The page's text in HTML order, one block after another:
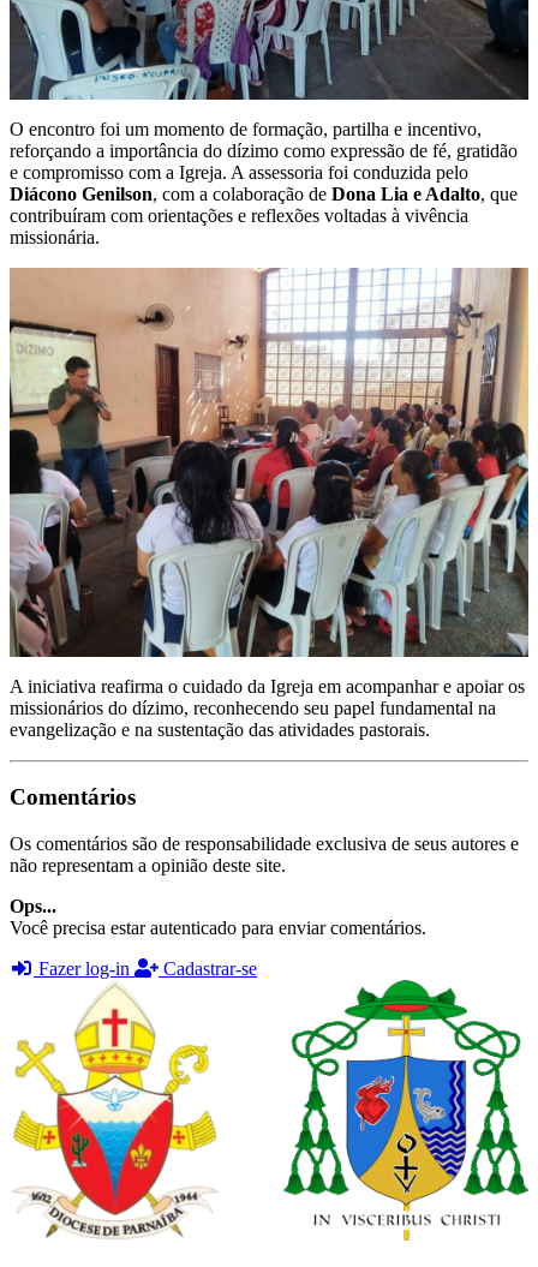
O encontro foi um momento de formação, partilha e incentivo,
reforçando a importância do dízimo como expressão de fé, gratidão
e compromisso com a Igreja. A assessoria foi conduzida pelo
Diácono Genilson, com a colaboração de Dona Lia e Adalto, que
contribuíram com orientações e reflexões voltadas à vivência
missionária.
A iniciativa reafirma o cuidado da Igreja em acompanhar e apoiar os
missionários do dízimo, reconhecendo seu papel fundamental na
evangelização e na sustentação das atividades pastorais.
Comentários
Os comentários são de responsabilidade exclusiva de seus autores e
não representam a opinião deste site.
Ops...
Você precisa estar autenticado para enviar comentários.
Fazer log-in
Cadastrar-se